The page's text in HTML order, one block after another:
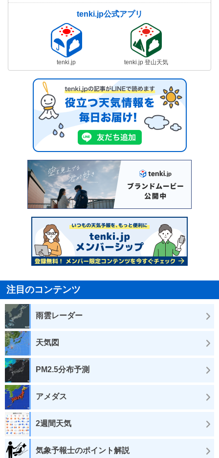
tenki.jp公式アプリ
tenki.jp tenki.jp 登山天気
注目のコンテンツ
雨雲レーダー
天気図
PM2.5分布予測
アメダス
2週間天気
気象予報士のポイント解説